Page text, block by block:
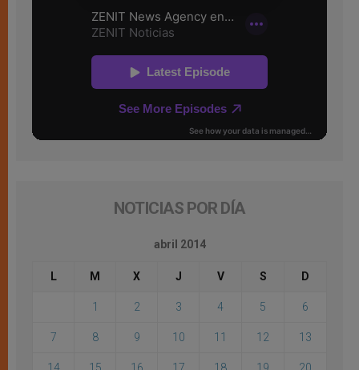
NOTICIAS POR DÍA
abril 2014
L M X J V S D
1 2 3 4 5 6
7 8 9 10 11 12 13